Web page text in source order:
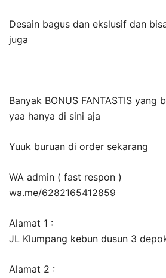
Desain bagus dan ekslusif dan
juga
Banyak BONUS FANTASTIS yang
yaa hanya di sini aja
Yuuk buruan di order sekarang
WA admin ( fast respon )
wa.me/6282165412859
Alamat 1 :
JL Klumpang kebun dusun 3
Alamat 2 :